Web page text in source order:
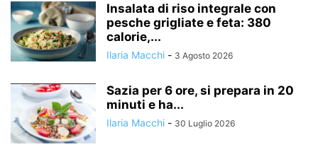
Insalata di riso integrale con
pesche grigliate e feta: 380
calorie,...
Ilaria Macchi - 3 Agosto 2026
Sazia per 6 ore, si prepara in 20
minuti e ha...
Ilaria Macchi - 30 Luglio 2026